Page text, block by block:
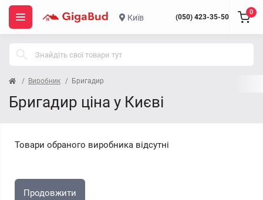
Київ (050) 423-35-50
0
Виробник Бригадир
Бригадир ціна у Києві
Товари обраного виробника відсутні
Продовжити